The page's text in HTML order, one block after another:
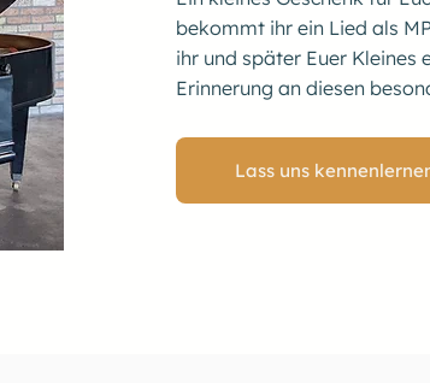
bekommt ihr ein Lied als
ihr und später Euer Kleines
Erinnerung an diesen
Lass uns